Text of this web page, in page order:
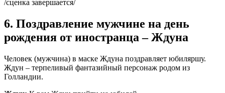
/сценка завершается/
6. Поздравление мужчине на день
рождения от иностранца – Ждуна
Человек (мужчина) в маске Ждуна поздравляет юбиляршу.
Ждун – терпеливый фантазийный персонаж родом из
Голландии.